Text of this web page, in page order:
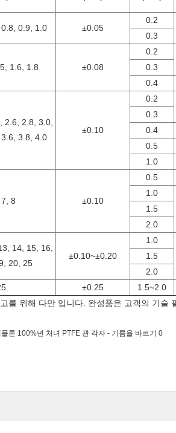
0.9, 1.0 ±0.05
0.2
0.3
1.6, 1.8 ±0.08
0.2
0.3
0.4
2.6, 2.8, 3.0,
3.8, 4.0
±0.10
0.2
0.3
0.4
0.5
1.0
8 ±0.10
0.5
1.0
1.5
2.0
14, 15, 16,
20, 25
±0.10~±0.20
1.0
1.5
2.0
±0.25 1.5~2.0
를 위해 다만 입니다. 완성품은 고객의 기술